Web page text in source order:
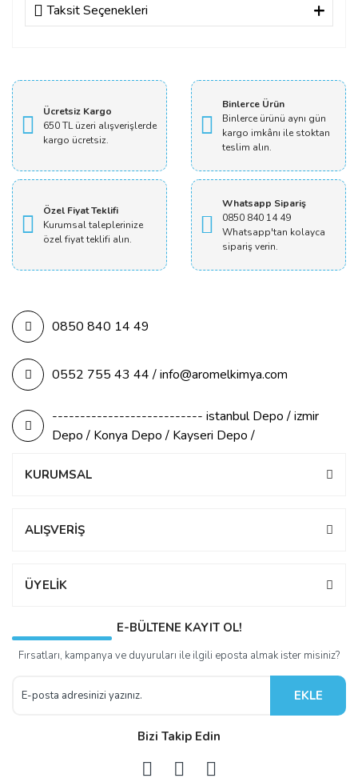
Bu ürüne ilk yorumu siz yapın!
Taksit Seçenekleri
Ücretsiz Kargo
650 TL üzeri alışverişlerde
kargo ücretsiz.
Binlerce Ürün
Binlerce ürünü aynı gün
kargo imkânı ile stoktan
teslim alın.
Özel Fiyat Teklifi
Kurumsal taleplerinize
özel fiyat teklifi alın.
Whatsapp Sipariş
0850 840 14 49
Whatsapp'tan kolayca
sipariş verin.
0850 840 14 49
0552 755 43 44 / info@aromelkimya.com
--------------------------- istanbul Depo / izmir
Depo / Konya Depo / Kayseri Depo /
KURUMSAL
ALIŞVERİŞ
ÜYELİK
E-BÜLTENE KAYIT OL!
Fırsatları, kampanya ve duyuruları ile ilgili eposta almak ister misiniz?
EKLE
Bizi Takip Edin